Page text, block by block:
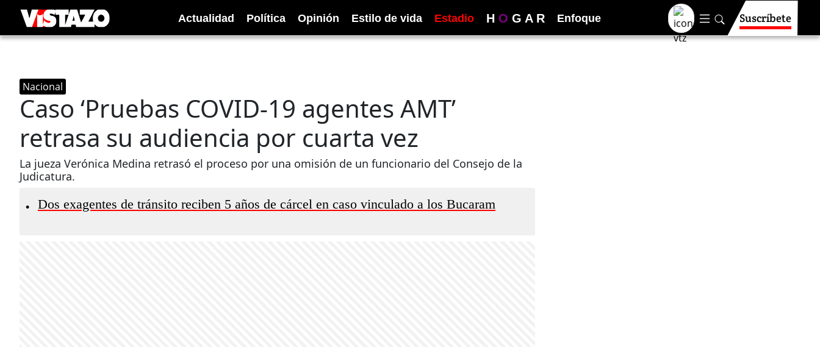
Actualidad Política Opinión Estilo de vida Estadio H O G A R Enfoque Suscríbete
Nacional
Caso ‘Pruebas COVID-19 agentes AMT’
retrasa su audiencia por cuarta vez
La jueza Verónica Medina retrasó el proceso por una omisión de un funcionario del Consejo de la
Judicatura.
• Dos exagentes de tránsito reciben 5 años de cárcel en caso vinculado a los Bucaram